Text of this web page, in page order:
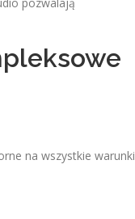
na wszystkie warunki